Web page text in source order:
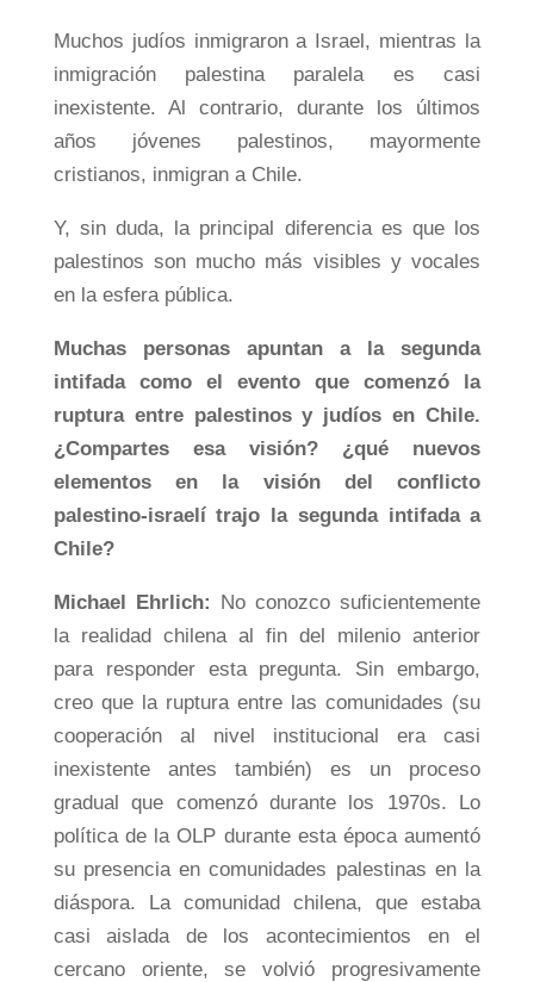
Muchos judíos inmigraron a Israel, mientras la
inmigración palestina paralela es casi
inexistente. Al contrario, durante los últimos
años jóvenes palestinos, mayormente
cristianos, inmigran a Chile.
Y, sin duda, la principal diferencia es que los
palestinos son mucho más visibles y vocales
en la esfera pública.
Muchas personas apuntan a la segunda
intifada como el evento que comenzó la
ruptura entre palestinos y judíos en Chile.
¿Compartes esa visión? ¿qué nuevos
elementos en la visión del conflicto
palestino-israelí trajo la segunda intifada a
Chile?
Michael Ehrlich: No conozco suficientemente
la realidad chilena al fin del milenio anterior
para responder esta pregunta. Sin embargo,
creo que la ruptura entre las comunidades (su
cooperación al nivel institucional era casi
inexistente antes también) es un proceso
gradual que comenzó durante los 1970s. Lo
política de la OLP durante esta época aumentó
su presencia en comunidades palestinas en la
diáspora. La comunidad chilena, que estaba
casi aislada de los acontecimientos en el
cercano oriente, se volvió progresivamente